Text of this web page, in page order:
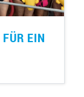
EIN